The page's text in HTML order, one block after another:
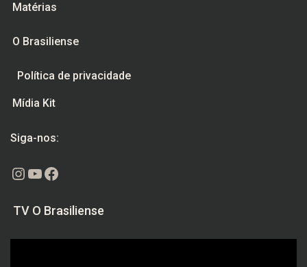
Matérias
O Brasiliense
Política de privacidade
Mídia Kit
Siga-nos:
Instagram
Youtube
Facebook
TV O Brasiliense